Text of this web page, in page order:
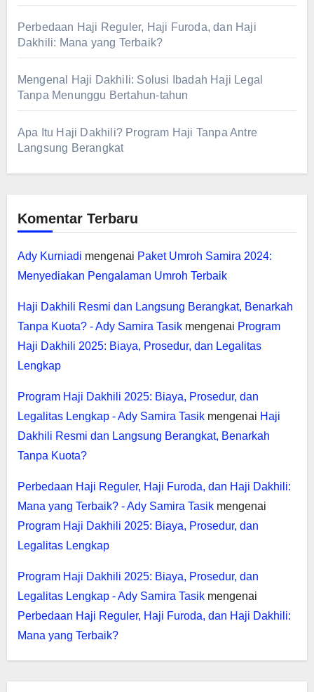
Perbedaan Haji Reguler, Haji Furoda, dan Haji
Dakhili: Mana yang Terbaik?
Mengenal Haji Dakhili: Solusi Ibadah Haji Legal
Tanpa Menunggu Bertahun-tahun
Apa Itu Haji Dakhili? Program Haji Tanpa Antre
Langsung Berangkat
Komentar Terbaru
Ady Kurniadi mengenai Paket Umroh Samira 2024:
Menyediakan Pengalaman Umroh Terbaik
Haji Dakhili Resmi dan Langsung Berangkat, Benarkah
Tanpa Kuota? - Ady Samira Tasikmengenai Program
Haji Dakhili 2025: Biaya, Prosedur, dan Legalitas
Lengkap
Program Haji Dakhili 2025: Biaya, Prosedur, dan
Legalitas Lengkap - Ady Samira Tasikmengenai Haji
Dakhili Resmi dan Langsung Berangkat, Benarkah
Tanpa Kuota?
Perbedaan Haji Reguler, Haji Furoda, dan Haji Dakhili:
Mana yang Terbaik? - Ady Samira Tasikmengenai
Program Haji Dakhili 2025: Biaya, Prosedur, dan
Legalitas Lengkap
Program Haji Dakhili 2025: Biaya, Prosedur, dan
Legalitas Lengkap - Ady Samira Tasikmengenai
Perbedaan Haji Reguler, Haji Furoda, dan Haji Dakhili:
Mana yang Terbaik?